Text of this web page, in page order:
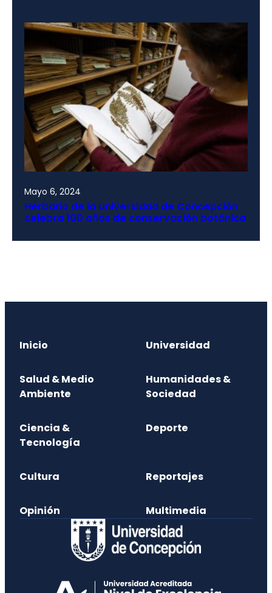
Mayo 6, 2024
Herbario de la Universidad de Concepción
celebra 100 años de conservación botánica
Inicio Universidad
Salud & Medio
Ambiente
Humanidades &
Sociedad
Ciencia &
Tecnología
Deporte
Cultura Reportajes
Opinión Multimedia